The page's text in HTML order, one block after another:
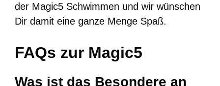
der Magic5 Schwimmen und wir wünschen
Dir damit eine ganze Menge Spaß.
FAQs zur Magic5
Was ist das Besondere an